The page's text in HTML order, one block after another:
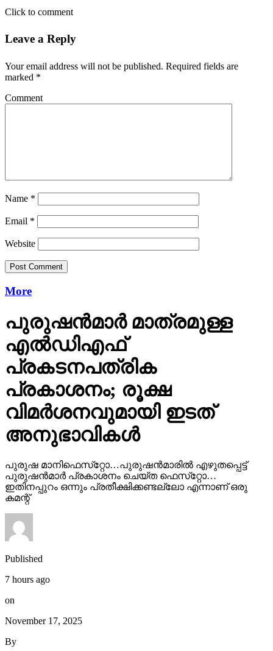
Click to comment
Leave a Reply
Your email address will not be published. Required fields are
marked *
Comment
Name *
Email *
Website
More
പുരുഷന്‍മാര്‍ മാത്രമുള്ള
എല്‍ഡിഎഫ്
പ്രകടനപത്രിക
പ്രകാശനം; രൂക്ഷ
വിമര്‍ശനവുമായി ഇടത്
അനുഭാവികൾ
പുരുഷ മാനിഫെസ്‌റ്റോ…പുരുഷന്‍മാരില്‍ എഴുതപ്പെട്ട്
പുരുഷന്‍മാര്‍ പ്രകാശനം ചെയ്ത ഫെസ്‌റ്റോ…
ഇതിനപ്പുറം ഒന്നും പ്രതീക്ഷിക്കണ്ടല്ലോ എന്നാണ് ഒരു
കമന്റ്
Published
7 hours ago
on
November 17, 2025
By